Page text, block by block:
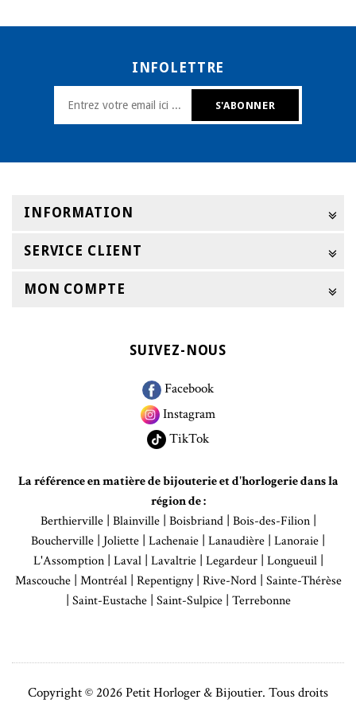
INFOLETTRE
INFORMATION
SERVICE CLIENT
MON COMPTE
SUIVEZ-NOUS
Facebook
Instagram
TikTok
La référence en matière de bijouterie et d'horlogerie dans la
région de :
Berthierville| Blainville| Boisbriand| Bois-des-Filion|
Boucherville | Joliette | Lachenaie | Lanaudière | Lanoraie |
L'Assomption| Laval| Lavaltrie| Legardeur| Longueuil|
Mascouche| Montréal| Repentigny| Rive-Nord| Sainte-Thérèse
| Saint-Eustache| Saint-Sulpice| Terrebonne
Copyright © 2026 Petit Horloger & Bijoutier. Tous droits